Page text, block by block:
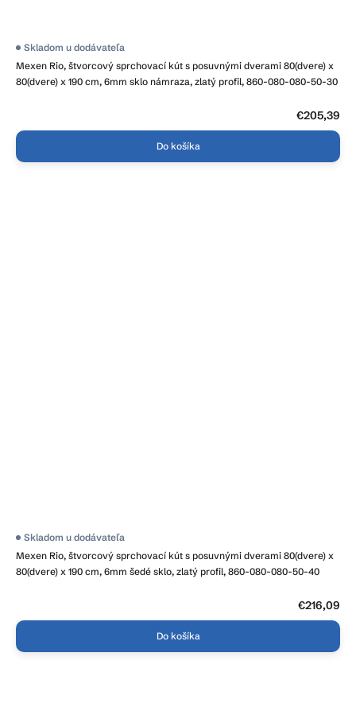
Mexen Rio, štvorcový sprchovací kút s posuvnými dverami 80(dvere) x
80(dvere) x 190 cm, 6mm sklo námraza, zlatý profil, 860-080-080-50-30
Skladom u dodávateľa
€205,39
Do košíka
Mexen Rio, štvorcový sprchovací kút s posuvnými dverami 80(dvere) x
80(dvere) x 190 cm, 6mm šedé sklo, zlatý profil, 860-080-080-50-40
Skladom u dodávateľa
€216,09
Do košíka